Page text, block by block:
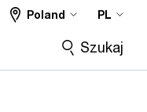
Poland PL
Szukaj